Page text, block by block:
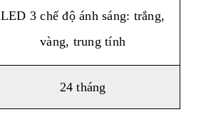
LED 3 chế độ ánh sáng: trắng,
vàng, trung tính
24 tháng